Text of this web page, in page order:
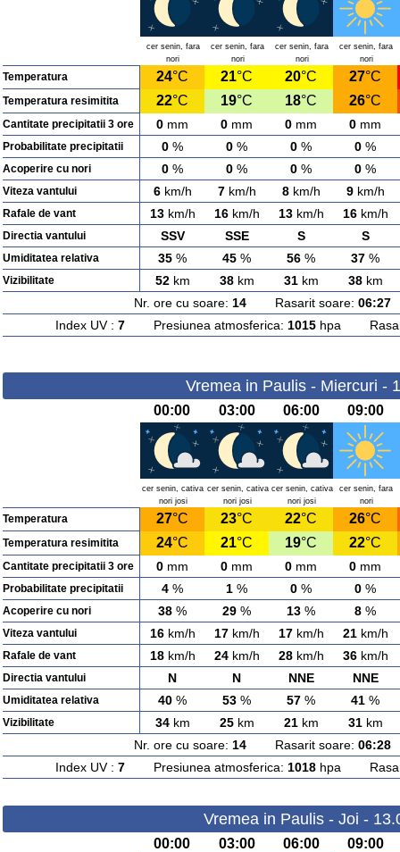
cer senin, fara
nori
cer senin, fara
nori
cer senin, fara
nori
cer senin, fara
nori
Temperatura 24°C 21°C 20°C 27°C
Temperatura resimitita 22°C 19°C 18°C 26°C
Cantitate precipitatii 3 ore 0 mm 0 mm 0 mm 0 mm
Probabilitate precipitatii 0 % 0 % 0 % 0 %
Acoperire cu nori 0 % 0 % 0 % 0 %
Viteza vantului 6km/h 7km/h 8km/h 9km/h
Rafale de vant 13km/h 16km/h 13km/h 16km/h
Directia vantului SSV SSE S S
Umiditatea relativa 35 % 45 % 56 % 37 %
Vizibilitate 52km 38km 31km 38km
Nr. ore cu soare: 14Rasarit soare: 06:27
Index UV : 7Presiunea atmosferica: 1015hpa
Vremea in Paulis - Miercuri -
00:00 03:00 06:00 09:00
cer senin, cativa
nori josi
cer senin, cativa
nori josi
cer senin, cativa
nori josi
cer senin, fara
nori
Temperatura 27°C 23°C 22°C 26°C
Temperatura resimitita 24°C 21°C 19°C 22°C
Cantitate precipitatii 3 ore 0 mm 0 mm 0 mm 0 mm
Probabilitate precipitatii 4 % 1 % 0 % 0 %
Acoperire cu nori 38 % 29 % 13 % 8 %
Viteza vantului 16km/h 17km/h 17km/h 21km/h
Rafale de vant 18km/h 24km/h 28km/h 36km/h
Directia vantului N N NNE NNE
Umiditatea relativa 40 % 53 % 57 % 41 %
Vizibilitate 34km 25km 21km 31km
Nr. ore cu soare: 14Rasarit soare: 06:28
Index UV : 7Presiunea atmosferica: 1018hpa
Vremea in Paulis - Joi -
00:00 03:00 06:00 09:00